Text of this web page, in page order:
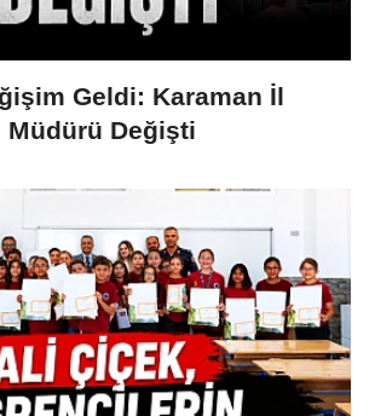
Geldi: Karaman İl
Değişti